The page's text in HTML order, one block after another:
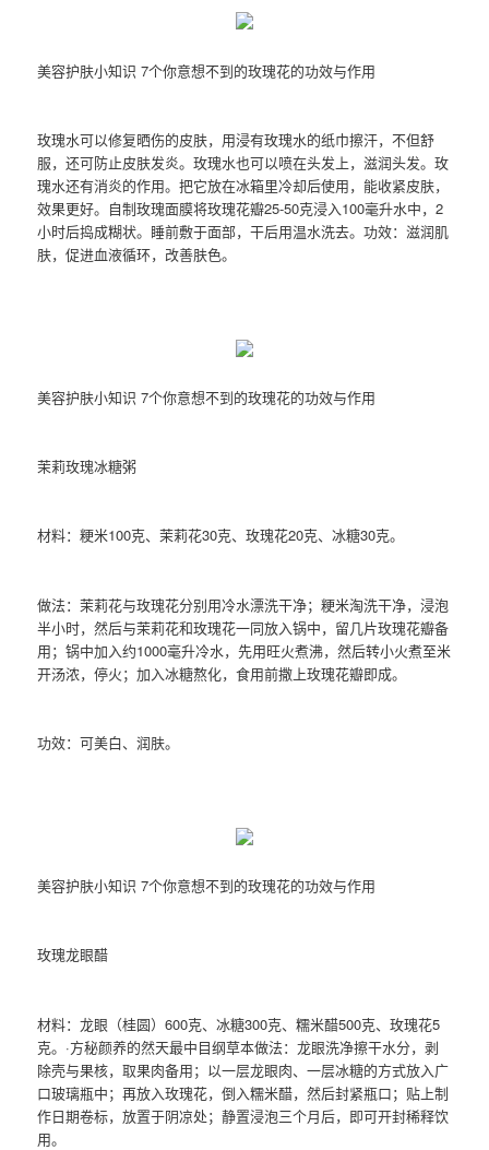
美容护肤小知识 7个你意想不到的玫瑰花的功效与作用
玫瑰水可以修复晒伤的皮肤，用浸有玫瑰水的纸巾擦汗，不但舒
服，还可防止皮肤发炎。玫瑰水也可以喷在头发上，滋润头发。玫
瑰水还有消炎的作用。把它放在冰箱里冷却后使用，能收紧皮肤，
效果更好。自制玫瑰面膜将玫瑰花瓣25-50克浸入100毫升水中，2
小时后捣成糊状。睡前敷于面部，干后用温水洗去。功效：滋润肌
肤，促进血液循环，改善肤色。
美容护肤小知识 7个你意想不到的玫瑰花的功效与作用
茉莉玫瑰冰糖粥
材料：粳米100克、茉莉花30克、玫瑰花20克、冰糖30克。
做法：茉莉花与玫瑰花分别用冷水漂洗干净；粳米淘洗干净，浸泡
半小时，然后与茉莉花和玫瑰花一同放入锅中，留几片玫瑰花瓣备
用；锅中加入约1000毫升冷水，先用旺火煮沸，然后转小火煮至米
开汤浓，停火；加入冰糖熬化，食用前撒上玫瑰花瓣即成。
功效：可美白、润肤。
美容护肤小知识 7个你意想不到的玫瑰花的功效与作用
玫瑰龙眼醋
材料：龙眼（桂圆）600克、冰糖300克、糯米醋500克、玫瑰花5
克。·方秘颜养的然天最中目纲草本做法：龙眼洗净擦干水分，剥
除壳与果核，取果肉备用；以一层龙眼肉、一层冰糖的方式放入广
口玻璃瓶中；再放入玫瑰花，倒入糯米醋，然后封紧瓶口；贴上制
作日期卷标，放置于阴凉处；静置浸泡三个月后，即可开封稀释饮
用。